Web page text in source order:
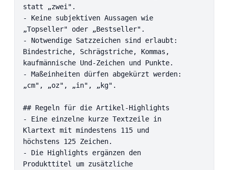
statt „zwei".
- Keine subjektiven Aussagen wie
„Topseller" oder „Bestseller".
- Notwendige Satzzeichen sind erlaubt:
Bindestriche, Schrägstriche, Kommas,
kaufmännische Und-Zeichen und Punkte.
- Maßeinheiten dürfen abgekürzt werden:
„cm", „oz", „in", „kg".
## Regeln für die Artikel-Highlights
- Eine einzelne kurze Textzeile in
Klartext mit mindestens 115 und
höchstens 125 Zeichen.
- Die Highlights ergänzen den
Produkttitel um zusätzliche